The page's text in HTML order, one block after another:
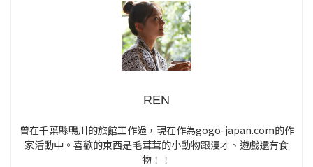
REN
曾在千葉縣鴨川的旅館工作過，現在作為gogo-japan.com的作
家活動中。喜歡的東西是毛茸茸的小動物跟漫才、遊戲還有食
物！！